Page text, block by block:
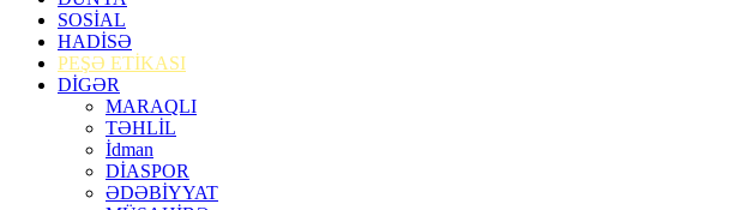
SOSİAL
HADİSƏ
PEŞƏ ETİKASI
DİGƏR
MARAQLI
TƏHLİL
İdman
DİASPOR
ƏDƏBİYYAT